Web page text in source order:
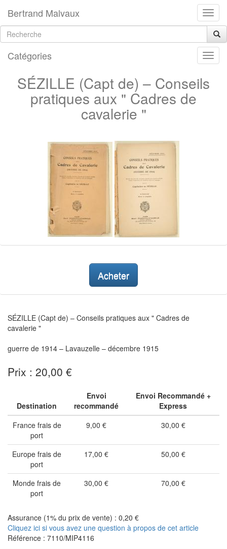
Bertrand Malvaux
Catégories
SÉZILLE (Capt de) – Conseils
pratiques aux " Cadres de
cavalerie "
Acheter
SÉZILLE (Capt de) – Conseils pratiques aux " Cadres de
cavalerie "
guerre de 1914 – Lavauzelle – décembre 1915
Prix : 20,00 €
Destination
Envoi
recommandé
Envoi Recommandé +
Express
France frais de
port
9,00 € 30,00 €
Europe frais de
port
17,00 € 50,00 €
Monde frais de
port
30,00 € 70,00 €
Assurance (1% du prix de vente) : 0,20 €
Cliquez ici si vous avez une question à propos de cet article
Référence : 7110/MIP4116